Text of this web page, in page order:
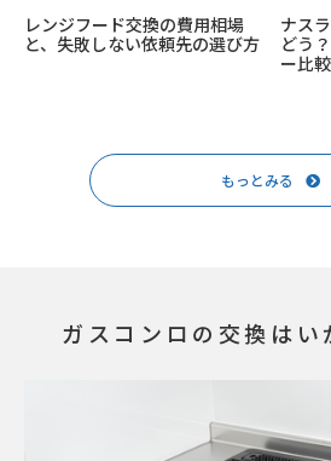
レンジフード交換の費用相場
と、失敗しない依頼先の選び方
ナス
どう
ー比較
もっとみる
ガスコンロの交換はい